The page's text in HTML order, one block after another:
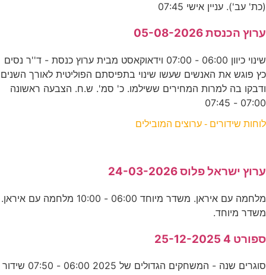
(כת' עב'). עניין אישי 07:45
ערוץ הכנסת 05-08-2026
שינוי כיוון 06:00 - 07:00 וידאוקאסט מבית ערוץ כנסת - ד''ר נסים
כץ פוגש את האנשים שעשו שינוי בתפיסתם הפוליטית לאורך השנים
ודבקו בה למרות המחירים ששילמו. כ' סמ'. ש.ח. הצבעה ראשונה
07:00 - 07:45
לוחות שידורים - ערוצים המובילים
ערוץ ישראל פלוס 24-03-2026
מלחמה עם איראן. משדר מיוחד 06:00 - 10:00 מלחמה עם איראן.
משדר מיוחד.
ספורט 4 25-12-2025
סוגרים שנה - המשחקים הגדולים של 2025 06:00 - 07:50 שידור